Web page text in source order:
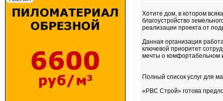
Хотите дом, в котором
благоустройство
реализации проекта от
Данная организация
ключевой приоритет
мечты о комфортабельном
Полный список услуг для
«РВС Строй» готова